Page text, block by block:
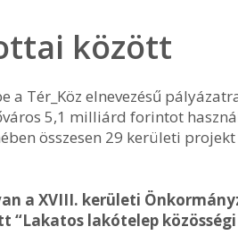
között
Tér_Köz elnevezésű
5,1 milliárd forintot
összesen 29 kerületi
a XVIII. kerületi
“Lakatos lakótelep közösségi